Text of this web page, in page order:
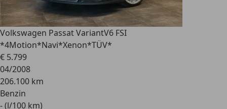
Volkswagen Passat VariantV6 FSI
*4Motion*Navi*Xenon*TÜV*
€ 5.799
04/2008
206.100 km
Benzin
- (l/100 km)